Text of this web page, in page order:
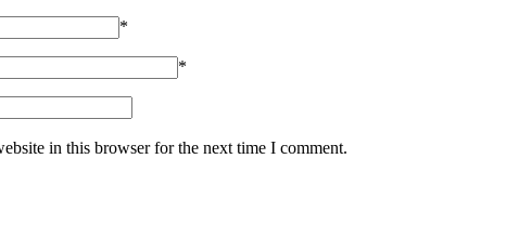
*
*
in this browser for the next time I comment.